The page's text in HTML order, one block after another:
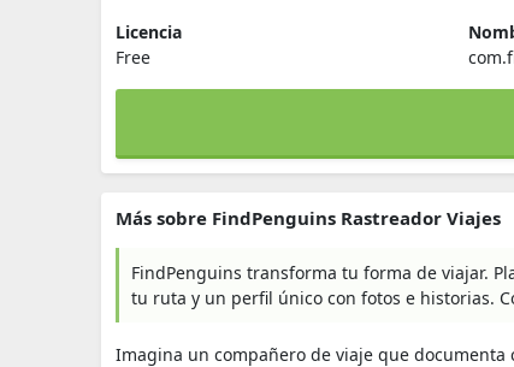
Licencia
Free
Más sobre FindPenguins Rastreador Viajes
FindPenguins transforma tu forma de viajar.
tu ruta y un perfil único con fotos e historias.
Imagina un compañero de viaje que